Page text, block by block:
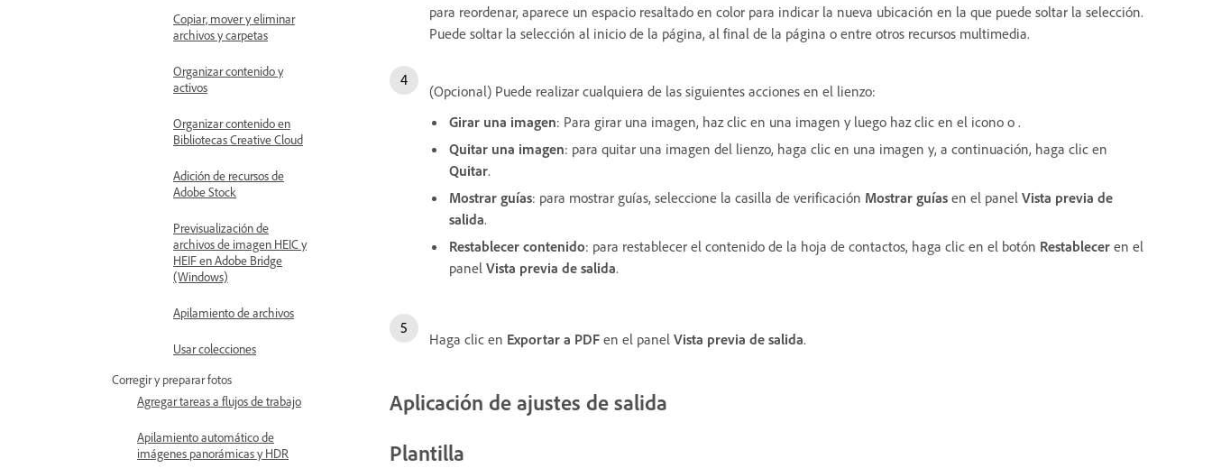
Copiar, mover y eliminar
archivos y carpetas
Organizar contenido y
activos
Organizar contenido en
Bibliotecas Creative Cloud
Adición de recursos de
Adobe Stock
Previsualización de
archivos de imagen HEIC y
HEIF en Adobe Bridge
(Windows)
Apilamiento de archivos
Usar colecciones
Corregir y preparar fotos
Agregar tareas a flujos de trabajo
Apilamiento automático de
imágenes panorámicas y HDR
para reordenar, aparece un espacio resaltado en color para indicar la nueva ubicación en la que puede soltar la selección.
Puede soltar la selección al inicio de la página, al final de la página o entre otros recursos multimedia.
(Opcional) Puede realizar cualquiera de las siguientes acciones en el lienzo:
Girar una imagen: Para girar una imagen, haz clic en una imagen y luego haz clic en el icono o .
Quitar una imagen: para quitar una imagen del lienzo, haga clic en una imagen y, a continuación, haga clic en
Quitar.
Mostrar guías: para mostrar guías, seleccione la casilla de verificación Mostrar guías en el panel Vista previa de
salida.
Restablecer contenido: para restablecer el contenido de la hoja de contactos, haga clic en el botón Restablecer en el
panel Vista previa de salida.
Haga clic en Exportar a PDF en el panel Vista previa de salida.
Aplicación de ajustes de salida
Plantilla